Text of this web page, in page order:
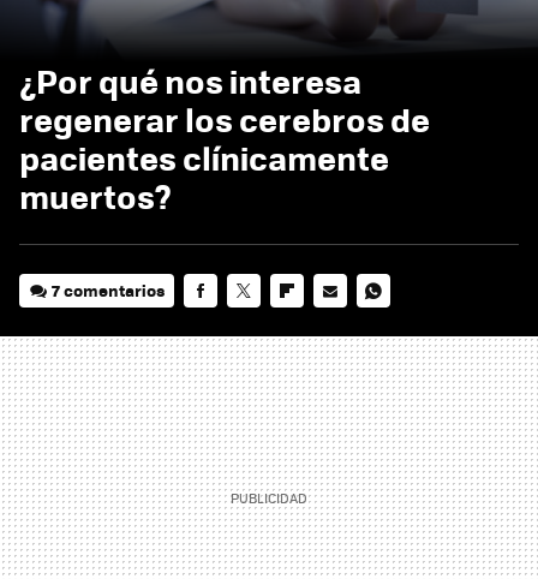
¿Por qué nos interesa
regenerar los cerebros de
pacientes clínicamente
muertos?
7 comentarios
MAIL